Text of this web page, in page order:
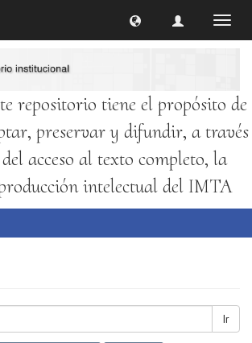
repositorio tiene el propósito de
preservar y difundir, a través
del acceso al texto completo, la
intelectual del IMTA
Ir